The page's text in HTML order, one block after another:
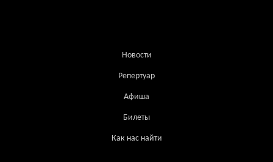
Новости
Репертуар
Афиша
Билеты
Как нас найти